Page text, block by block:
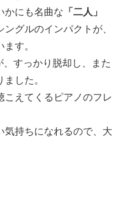
かにも名曲な 「二人」
ングルのインパクトが、
す。
すっかり脱却し、また
した。
こえてくるピアノのフレ
気持ちになれるので、大